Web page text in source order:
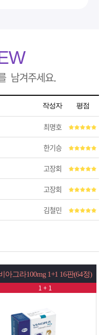
남겨주세요.
작성자 평점
최명호
한기승
고장회
고장회
김철민
아그라100mg 1+1 16판(64정)
1 + 1